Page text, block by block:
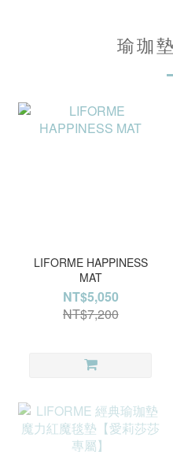
瑜珈
LIFORME HAPPINESS
MAT
NT$5,050
NT$7,200